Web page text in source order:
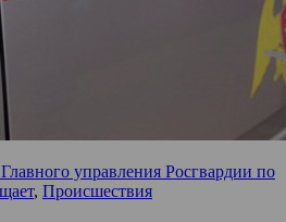
управления Росгвардии по
, Происшествия